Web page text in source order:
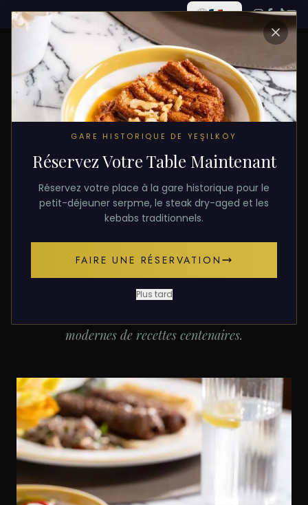
TOUS LES ARTICLES
MEZZE 10 décembre 2025
Culture des Mezze :
Haydari
La culture des mezze, l'une des traditions culinaires
modernes de recettes centenaires.
GARE HISTORIQUE DE YEŞILKÖY
Réservez Votre Table Maintenant
Réservez votre place à la gare historique pour le
petit-déjeuner serpme, le steak dry-aged et les
kebabs traditionnels.
FAIRE UNE RÉSERVATION
Plus tard